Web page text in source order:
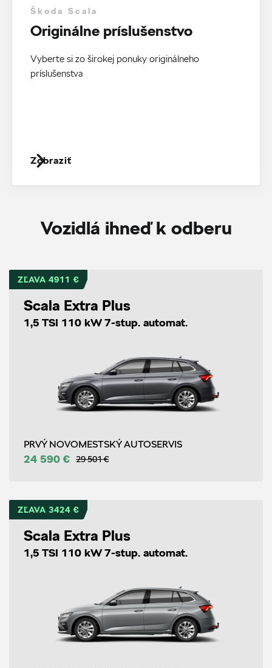
Škoda Scala
Originálne príslušenstvo
Vyberte si zo širokej ponuky originálneho
príslušenstva
Zobraziť
Vozidlá ihneď k odberu
ZĽAVA 4911 €
Scala Extra Plus
1,5 TSI 110 kW 7-stup. automat.
PRVÝ NOVOMESTSKÝ AUTOSERVIS
24 590 € 29 501 €
ZĽAVA 3424 €
Scala Extra Plus
1,5 TSI 110 kW 7-stup. automat.